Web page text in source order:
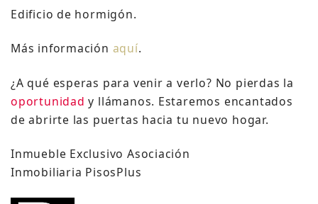
Edificio de hormigón.
Más información aquí.
¿A qué esperas para venir a verlo? No pierdas la
oportunidad y llámanos. Estaremos encantados
de abrirte las puertas hacia tu nuevo hogar.
Inmueble Exclusivo Asociación
Inmobiliaria PisosPlus